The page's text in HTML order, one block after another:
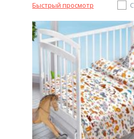
Быстрый просмотр